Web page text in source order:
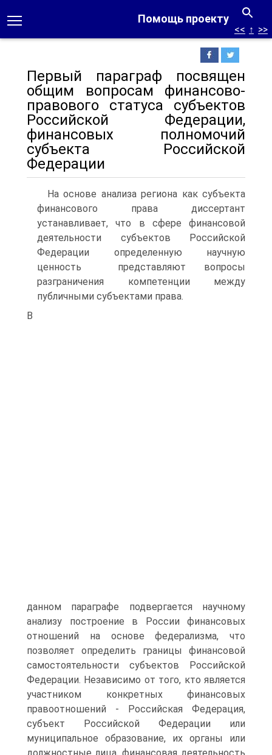
Помощь проекту
<< ↑ >>
Первый параграф посвящен
общим вопросам финансово-
правового статуса субъектов
Российской Федерации,
финансовых полномочий
субъекта Российской
Федерации
На основе анализа региона как субъекта
финансового права диссертант
устанавливает, что в сфере финансовой
деятельности субъектов Российской
Федерации определенную научную
ценность представляют вопросы
разграничения компетенции между
публичными субъектами права.
В
данном параграфе подвергается научному
анализу построение в России финансовых
отношений на основе федерализма, что
позволяет определить границы финансовой
самостоятельности субъектов Российской
Федерации. Независимо от того, кто является
участником конкретных финансовых
правоотношений - Российская Федерация,
субъект Российской Федерации или
муниципальное образование, их органы или